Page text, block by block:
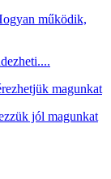
működik,
magunkat
jól magunkat